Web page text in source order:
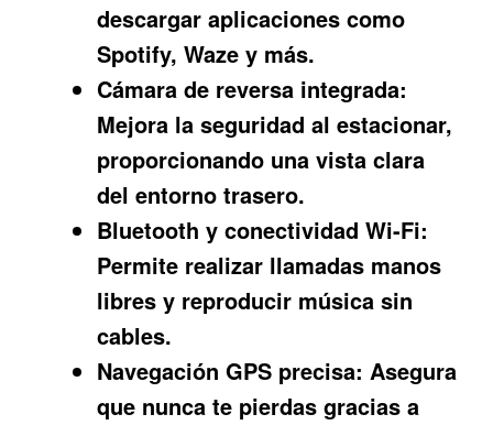
descargar aplicaciones como
Spotify, Waze y más.
Cámara de reversa integrada:
Mejora la seguridad al estacionar,
proporcionando una vista clara
del entorno trasero.
Bluetooth y conectividad Wi-Fi:
Permite realizar llamadas manos
libres y reproducir música sin
cables.
Navegación GPS precisa: Asegura
que nunca te pierdas gracias a